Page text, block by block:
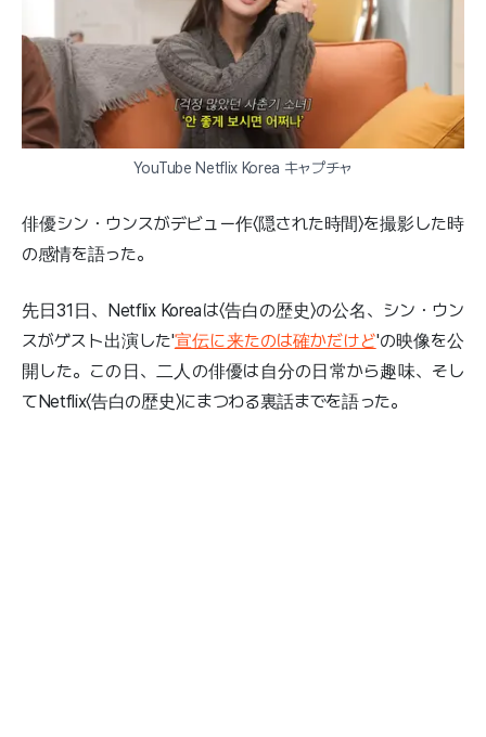
YouTube Netflix Korea キャプチャ
俳優シン・ウンスがデビュー作〈隠された時間〉を撮影した時
の感情を語った。
先日31日、Netflix Koreaは〈告白の歴史〉の公名、シン・ウン
スがゲスト出演した'宣伝に来たのは確かだけど'の映像を公
開した。この日、二人の俳優は自分の日常から趣味、そし
てNetflix〈告白の歴史〉にまつわる裏話までを語った。